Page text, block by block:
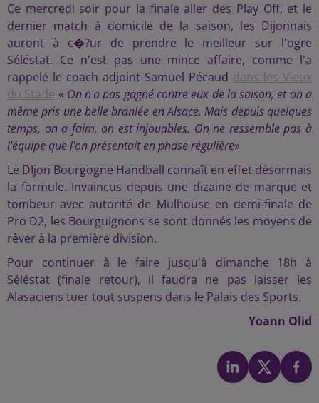
Ce mercredi soir pour la finale aller des Play Off, et le
dernier match à domicile de la saison, les Dijonnais
auront à c�?ur de prendre le meilleur sur l'ogre
Séléstat. Ce n'est pas une mince affaire, comme l'a
rappelé le coach adjoint Samuel Pécaud dans les Vieux
du Stade « On n'a pas gagné contre eux de la saison, et on a
même pris une belle branlée en Alsace. Mais depuis quelques
temps, on a faim, on est injouables. On ne ressemble pas à
l'équipe que l'on présentait en phase régulière»
Le DIjon Bourgogne Handball connaît en effet désormais
la formule. Invaincus depuis une dizaine de marque et
tombeur avec autorité de Mulhouse en demi-finale de
Pro D2, les Bourguignons se sont donnés les moyens de
rêver à la première division.
Pour continuer à le faire jusqu'à dimanche 18h à
Séléstat (finale retour), il faudra ne pas laisser les
Alasaciens tuer tout suspens dans le Palais des Sports.
Yoann Olid